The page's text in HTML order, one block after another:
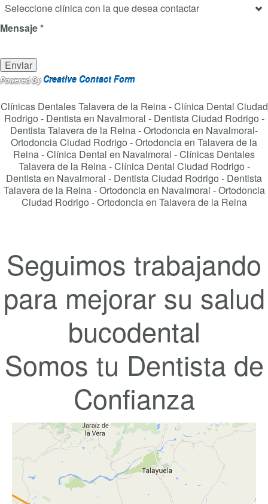
Seleccione clínica con la que desea contactar
Mensaje*
Powered ByCreative Contact Form
Clínicas Dentales Talavera de la Reina - Clínica Dental Ciudad
Rodrigo - Dentista en Navalmoral - Dentista Ciudad Rodrigo -
Dentista Talavera de la Reina - Ortodoncia en Navalmoral-
Ortodoncia Ciudad Rodrigo - Ortodoncia en Talavera de la
Reina - Clínica Dental en Navalmoral - Clínicas Dentales
Talavera de la Reina - Clínica Dental Ciudad Rodrigo -
Dentista en Navalmoral - Dentista Ciudad Rodrigo - Dentista
Talavera de la Reina - Ortodoncia en Navalmoral - Ortodoncia
Ciudad Rodrigo - Ortodoncia en Talavera de la Reina
Seguimos trabajando
para mejorar su salud
bucodental
Somos tu Dentista de
Confianza